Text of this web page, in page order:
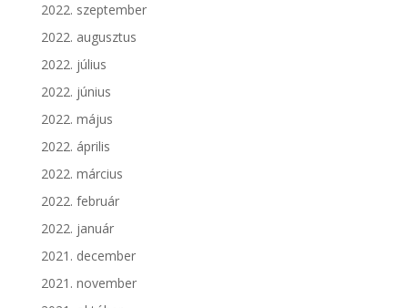
2022. szeptember
2022. augusztus
2022. július
2022. június
2022. május
2022. április
2022. március
2022. február
2022. január
2021. december
2021. november